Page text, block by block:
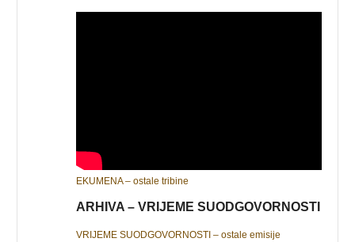
EKUMENA – ostale tribine
ARHIVA – VRIJEME SUODGOVORNOSTI
VRIJEME SUODGOVORNOSTI – ostale emisije